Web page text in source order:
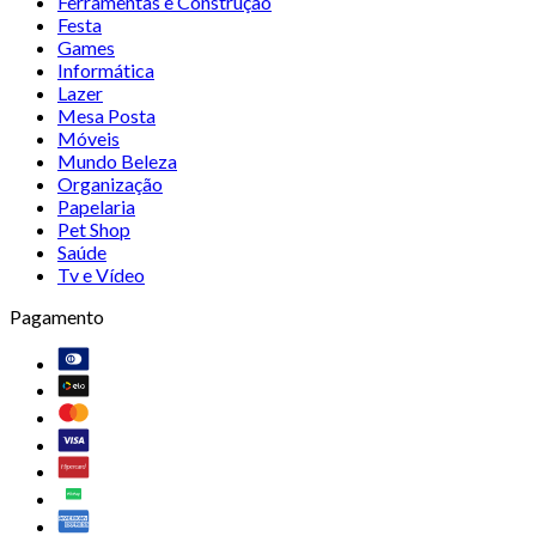
Festa
Games
Informática
Lazer
Mesa Posta
Móveis
Mundo Beleza
Organização
Papelaria
Pet Shop
Saúde
Tv e Vídeo
Pagamento